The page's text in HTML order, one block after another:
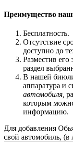
Преимущество
Бесплатность.
Отсутствие
доступно до
Разместив его
раздел
В нашей
аппаратура и
автомобиля,
которым
информацию.
Для добавления
свой автомобиль,